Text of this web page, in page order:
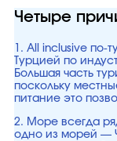
Четыре
1. All inclusive по-
Турцией по
Большая часть
поскольку
питание это
2. Море всегда
одно из морей —